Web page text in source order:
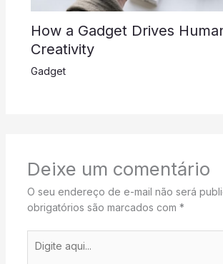
How a Gadget Drives
Creativity
Gadget
Deixe um comentário
O seu endereço de e-mail não será
obrigatórios são marcados com *
aqui...